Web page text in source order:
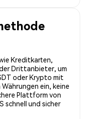
Kreditkarten,
Drittanbieter, um
oder Krypto mit
ein, keine
Plattform von
schnell und sicher